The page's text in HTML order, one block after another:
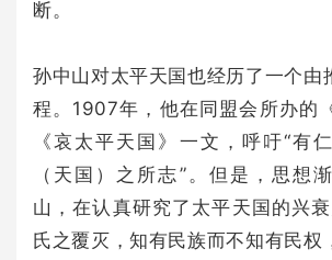
断。
孙中山对太平天国也经历了一个由
程。1907年，他在同盟会所办的
《哀太平天国》一文，呼吁“有
（天国）之所志”。但是，思想
山，在认真研究了太平天国的兴
氏之覆灭，知有民族而不知有民权